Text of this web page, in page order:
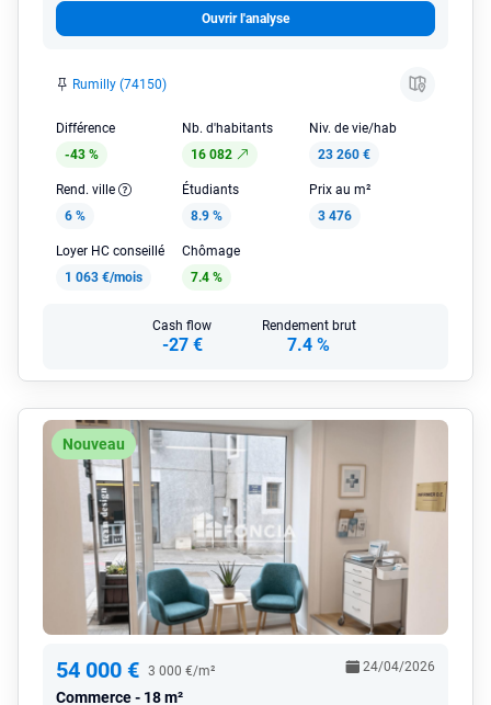
Ouvrir l'analyse
Rumilly (74150)
Différence
-43 %
Nb. d'habitants
16 082
Niv. de vie/hab
23 260 €
Rend. ville
6 %
Étudiants
8.9 %
Prix au m²
3 476
Loyer HC conseillé
1 063 €/mois
Chômage
7.4 %
Cash flow
-27 €
Rendement brut
7.4 %
Nouveau
54 000 € 3 000 €/m²
Commerce 18 m²
24/04/2026